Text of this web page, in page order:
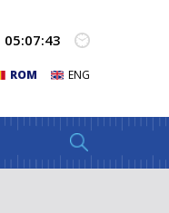
05:07:44
ROM ENG